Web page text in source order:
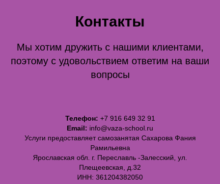
Контакты
Мы хотим дружить с нашими клиентами,
поэтому с удовольствием ответим на ваши
вопросы
Телефон: +7 916 649 32 91
Email: info@vaza-school.ru
Услуги предоставляет самозанятая Сахарова Фания
Рамильевна
Ярославская обл. г. Переславль -Залесский, ул.
Плещеевская, д.32
ИНН: 361204382050